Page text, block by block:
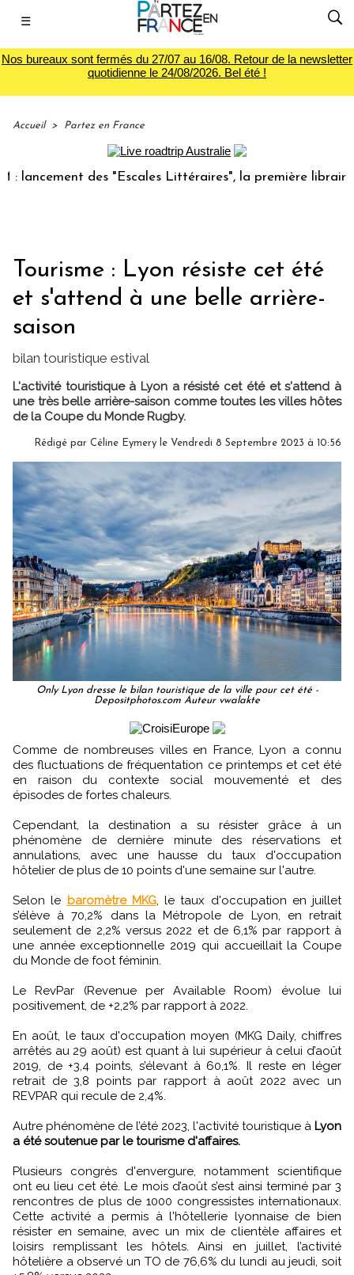
☰
Nos bureaux sont fermés du 27/07 au 16/08. Retour de la newsletter
quotidienne le 24/08/2026. Bel été !
Accueil > Partez en France
des "Escales Littéraires", la première librairie du
Tourisme : Lyon résiste cet été
et s'attend à une belle arrière-
saison
bilan touristique estival
L'activité touristique à Lyon a résisté cet été et s'attend à
une très belle arrière-saison comme toutes les villes hôtes
de la Coupe du Monde Rugby.
Rédigé par Céline Eymery le Vendredi 8 Septembre 2023 à 10:56
Only Lyon dresse le bilan touristique de la ville pour cet été -
Depositphotos.com Auteur vwalakte
Comme de nombreuses villes en France, Lyon a connu
des fluctuations de fréquentation ce printemps et cet été
en raison du contexte social mouvementé et des
épisodes de fortes chaleurs.
Cependant, la destination a su résister grâce à un
phénomène de dernière minute des réservations et
annulations, avec une hausse du taux d'occupation
hôtelier de plus de 10 points d'une semaine sur l'autre.
Selon le baromètre MKG, le taux d'occupation en juillet
s’élève à 70,2% dans la Métropole de Lyon, en retrait
seulement de 2,2% versus 2022 et de 6,1% par rapport à
une année exceptionnelle 2019 qui accueillait la Coupe
du Monde de foot féminin.
Le RevPar (Revenue per Available Room) évolue lui
positivement, de +2,2% par rapport à 2022.
En août, le taux d'occupation moyen (MKG Daily, chiffres
arrêtés au 29 août) est quant à lui supérieur à celui d’août
2019, de +3,4 points, s’élevant à 60,1%. Il reste en léger
retrait de 3,8 points par rapport à août 2022 avec un
REVPAR qui recule de 2,4%.
Autre phénomène de l’été 2023, l'activité touristique à Lyon
a été soutenue par le tourisme d'affaires.
Plusieurs congrès d'envergure, notamment scientifique
ont eu lieu cet été. Le mois d’août s’est ainsi terminé par 3
rencontres de plus de 1000 congressistes internationaux.
Cette activité a permis à l'hôtellerie lyonnaise de bien
résister en semaine, avec un mix de clientèle affaires et
loisirs remplissant les hôtels. Ainsi en juillet, l’activité
hôtelière a observé un TO de 76,6% du lundi au jeudi, soit